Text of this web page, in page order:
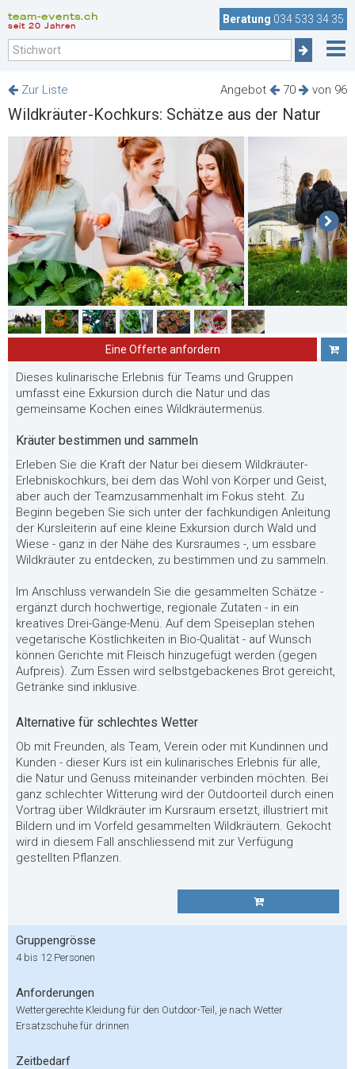
team-events.ch
seit 20 Jahren
Beratung 034 533 34 35
Angebot 70 von 96
Zur Liste
Wildkräuter-Kochkurs: Schätze aus der Natur
Eine Offerte anfordern
Dieses kulinarische Erlebnis für Teams und Gruppen
umfasst eine Exkursion durch die Natur und das
gemeinsame Kochen eines Wildkräutermenüs.
Kräuter bestimmen und sammeln
Erleben Sie die Kraft der Natur bei diesem Wildkräuter-
Erlebniskochkurs, bei dem das Wohl von Körper und Geist,
aber auch der Teamzusammenhalt im Fokus steht. Zu
Beginn begeben Sie sich unter der fachkundigen Anleitung
der Kursleiterin auf eine kleine Exkursion durch Wald und
Wiese - ganz in der Nähe des Kursraumes -, um essbare
Wildkräuter zu entdecken, zu bestimmen und zu sammeln.
Im Anschluss verwandeln Sie die gesammelten Schätze -
ergänzt durch hochwertige, regionale Zutaten - in ein
kreatives Drei-Gänge-Menü. Auf dem Speiseplan stehen
vegetarische Köstlichkeiten in Bio-Qualität - auf Wunsch
können Gerichte mit Fleisch hinzugefügt werden (gegen
Aufpreis). Zum Essen wird selbstgebackenes Brot gereicht,
Getränke sind inklusive.
Alternative für schlechtes Wetter
Ob mit Freunden, als Team, Verein oder mit Kundinnen und
Kunden - dieser Kurs ist ein kulinarisches Erlebnis für alle,
die Natur und Genuss miteinander verbinden möchten. Bei
ganz schlechter Witterung wird der Outdoorteil durch einen
Vortrag über Wildkräuter im Kursraum ersetzt, illustriert mit
Bildern und im Vorfeld gesammelten Wildkräutern. Gekocht
wird in diesem Fall anschliessend mit zur Verfügung
gestellten Pflanzen.
Gruppengrösse
4 bis 12 Personen
Anforderungen
Wettergerechte Kleidung für den Outdoor-Teil, je nach Wetter
Ersatzschuhe für drinnen
Zeitbedarf